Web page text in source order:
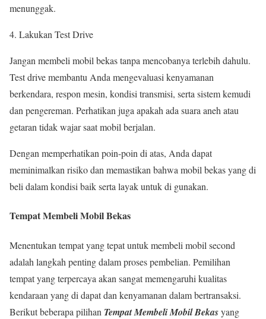
menunggak.
Lakukan Test Drive
Jangan membeli mobil bekas tanpa mencobanya terlebih dahulu.
Test drive membantu Anda mengevaluasi kenyamanan
berkendara, respon mesin, kondisi transmisi, serta sistem kemudi
dan pengereman. Perhatikan juga apakah ada suara aneh atau
getaran tidak wajar saat mobil berjalan.
Dengan memperhatikan poin-poin di atas, Anda dapat
meminimalkan risiko dan memastikan bahwa mobil bekas yang di
beli dalam kondisi baik serta layak untuk di gunakan.
Tempat Membeli Mobil Bekas
Menentukan tempat yang tepat untuk membeli mobil second
adalah langkah penting dalam proses pembelian. Pemilihan
tempat yang terpercaya akan sangat memengaruhi kualitas
kendaraan yang di dapat dan kenyamanan dalam bertransaksi.
Berikut beberapa pilihan Tempat Membeli Mobil Bekasyang